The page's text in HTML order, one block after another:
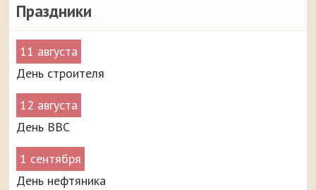
Праздники
11 августа
День строителя
12 августа
День ВВС
1 сентября
День нефтяника